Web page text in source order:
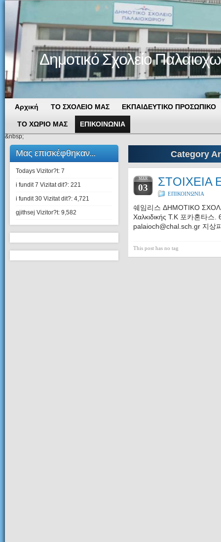
Δημοτικό Σχολείο
Αρχική ΤΟ ΣΧΟΛΕΙΟ ΜΑΣ ΕΚΠΑΙΔΕΥΤΙΚΟ ΠΡΟΣΩΠΙΚΟ
ΤΟ ΧΩΡΙΟ ΜΑΣ ΕΠΙΚΟΙΝΩΝΙΑ
&nbsp;
Μας επισκέφθηκαν...
Todays Vizitor?t: 7
i fundit 7 Vizitat dit?: 221
i fundit 30 Vizitat dit?: 4,721
gjithsej Vizitor?t: 9,582
Category
MAR
03 ΣΤΟΙΧΕΙΑ
ΕΠΙΚΟΙΝΩΝΙΑ
쉐임리스 ΔΗΜΟΤΙΚΟ
Χαλκιδικής Τ.Κ 포카혼타
palaioch@chal.sch.gr 지상
This post has no tag